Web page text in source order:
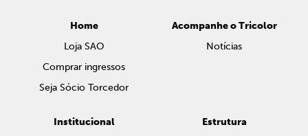
Home
Loja SAO
Comprar ingressos
Seja Sócio Torcedor
Acompanhe o Tricolor
Notícias
Institucional
Estrutura